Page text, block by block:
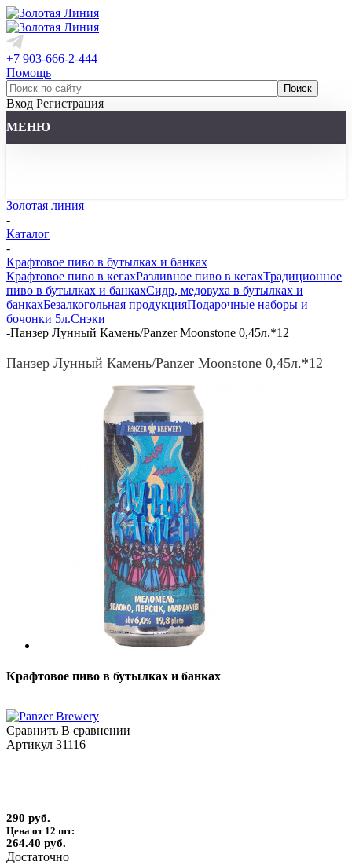
+7 903-666-2-444
Помощь
Вход Регистрация
МЕНЮ
Золотая линия
-
Каталог
-
Крафтовое пиво в бутылках и банках
Крафтовое пиво в кегахРазливное пиво в кегахТрадиционное
пиво в бутылках и банкахСидр, медовуха в бутылках и
банкахБезалкогольная продукцияПодарочные наборы и
бочонки 5л.Снэки
-Панзер Лунный Камень/Panzer Moonstone 0,45л.*12
Панзер Лунный Камень/Panzer Moonstone 0,45л.*12
Крафтовое пиво в бутылках и банках
Сравнить В сравнении
Артикул 31116
290 руб.
Цена от 12 шт:
264.40 руб.
Достаточно